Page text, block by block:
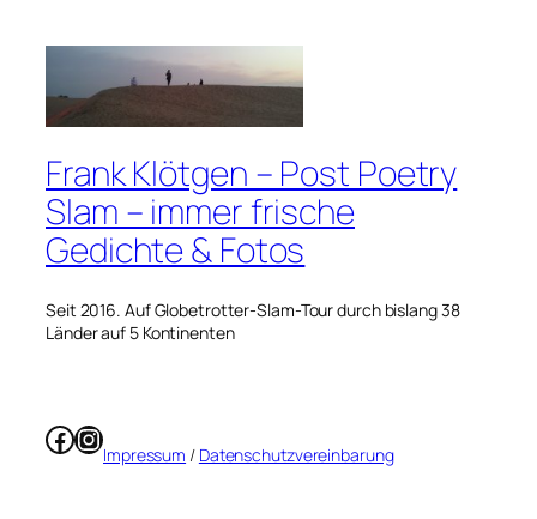
Frank Klötgen – Post Poetry
Slam – immer frische
Gedichte & Fotos
Seit 2016. Auf Globetrotter-Slam-Tour durch bislang 38
Länder auf 5 Kontinenten
Facebook
Instagram
Impressum / Datenschutzvereinbarung